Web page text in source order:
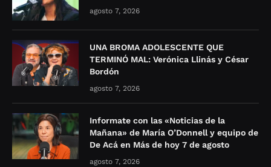
agosto 7, 2026
UNA BROMA ADOLESCENTE QUE
TERMINÓ MAL: Verónica Llinás y César
Bordón
agosto 7, 2026
Informate con las «Noticias de la
Mañana» de María O’Donnell y equipo de
De Acá en Más de hoy 7 de agosto
agosto 7, 2026